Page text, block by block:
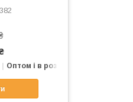
Оптом і в роздріб